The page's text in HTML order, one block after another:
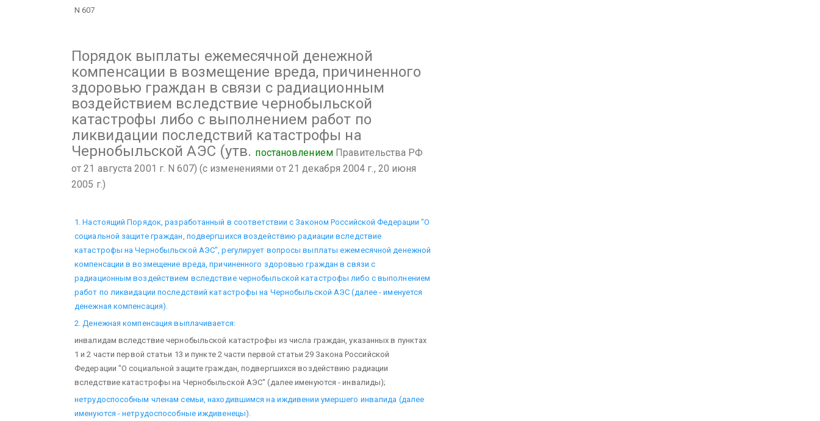
N 607
Порядоквыплаты ежемесячной денежной
компенсации в возмещение вреда, причиненного
здоровью граждан в связи с радиационным
воздействием вследствие чернобыльской
катастрофы либо с выполнением работ по
ликвидации последствий катастрофы на
Чернобыльской АЭС (утв. постановлениемПравительства РФ
от 21 августа 2001 г. N 607) (с изменениями от 21 декабря 2004 г., 20 июня
2005 г.)
1. Настоящий Порядок, разработанный в соответствии с Законом Российской Федерации "О
социальной защите граждан, подвергшихся воздействию радиации вследствие
катастрофы на Чернобыльской АЭС", регулирует вопросы выплаты ежемесячной денежной
компенсации в возмещение вреда, причиненного здоровью граждан в связи с
радиационным воздействием вследствие чернобыльской катастрофы либо с выполнением
работ по ликвидации последствий катастрофы на Чернобыльской АЭС (далее - именуется
денежная компенсация).
2. Денежная компенсация выплачивается:
инвалидам вследствие чернобыльской катастрофы из числа граждан, указанных в пунктах
1 и 2 части первой статьи 13 и пункте 2 части первой статьи 29 Закона Российской
Федерации "О социальной защите граждан, подвергшихся воздействию радиации
вследствие катастрофы на Чернобыльской АЭС" (далее именуются - инвалиды);
нетрудоспособным членам семьи, находившимся на иждивении умершего инвалида (далее
именуются - нетрудоспособные иждивенецы).